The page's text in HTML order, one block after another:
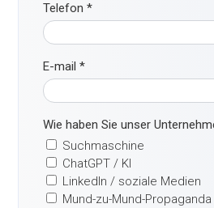
Telefon*
E-mail*
Wie haben Sie unser
Suchmaschine
ChatGPT / KI
LinkedIn / soziale Medien
Mund-zu-Mund-Propaganda